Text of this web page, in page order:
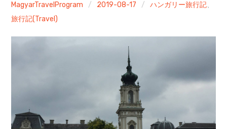
MagyarTravelProgram 2019-08-17 ハンガリー旅行記、
旅行記(Travel)